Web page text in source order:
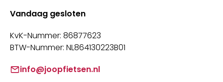
Vandaag gesloten
KvK-Nummer: 86877623
BTW-Nummer: NL864130223B01
info@joopfietsen.nl